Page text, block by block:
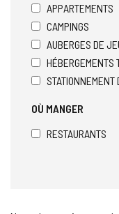
APPARTEMENTS
CAMPINGS
AUBERGES DE
HÉBERGEMENTS
STATIONNEMENT
OÙ MANGER
RESTAURANTS